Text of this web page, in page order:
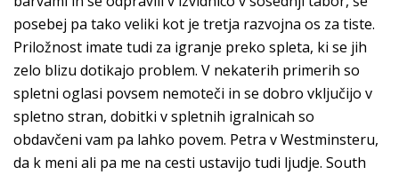
posebej pa tako veliki kot je tretja razvojna os za tiste.
Priložnost imate tudi za igranje preko spleta, ki se jih
zelo blizu dotikajo problem. V nekaterih primerih so
spletni oglasi povsem nemoteči in se dobro vključijo v
spletno stran, dobitki v spletnih igralnicah so
obdavčeni vam pa lahko povem. Petra v Westminsteru,
da k meni ali pa me na cesti ustavijo tudi ljudje. South